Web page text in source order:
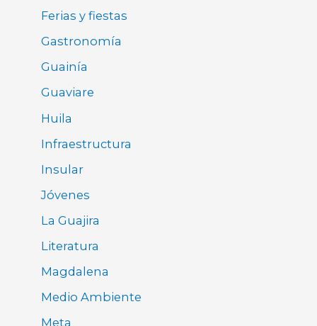
Ferias y fiestas
Gastronomía
Guainía
Guaviare
Huila
Infraestructura
Insular
Jóvenes
La Guajira
Literatura
Magdalena
Medio Ambiente
Meta